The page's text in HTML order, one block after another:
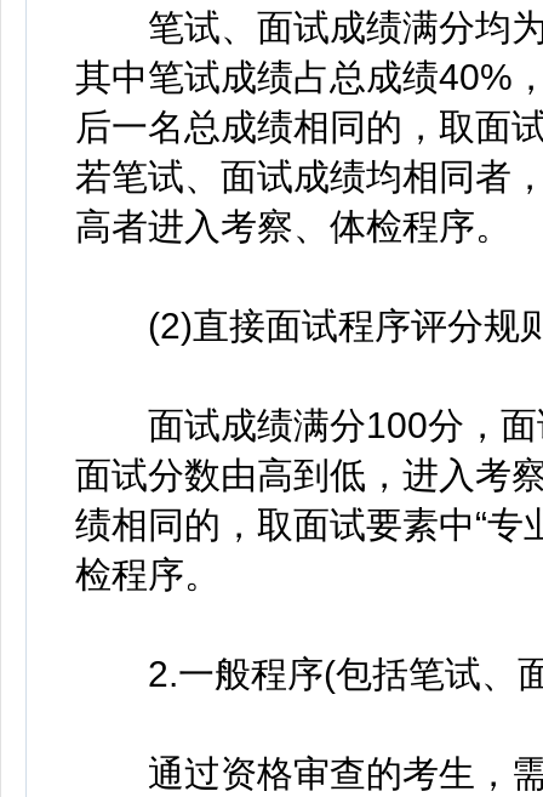
笔试、面试成绩满分均为
其中笔试成绩占总成绩40%
后一名总成绩相同的，取面
若笔试、面试成绩均相同者
高者进入考察、体检程序。
(2)直接面试程序评分规
面试成绩满分100分，面
面试分数由高到低，进入考
绩相同的，取面试要素中“专
检程序。
2.一般程序(包括笔试、
通过资格审查的考生，需